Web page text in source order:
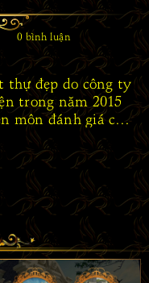
0 bình luận
thự đẹp do công ty
trong năm 2015
môn đánh giá cao